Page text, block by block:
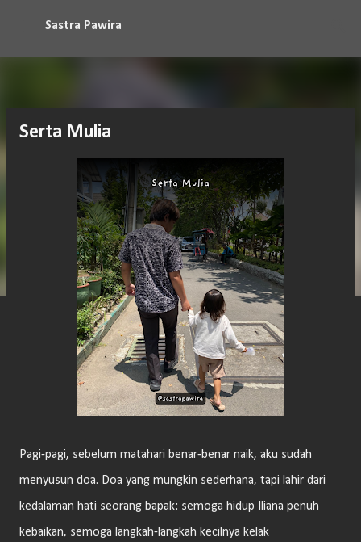
Langsung ke konten utama
Sastra Pawira
Serta Mulia
Pagi-pagi, sebelum matahari benar-benar naik, aku sudah
menyusun doa. Doa yang mungkin sederhana, tapi lahir dari
kedalaman hati seorang bapak: semoga hidup Iliana penuh
kebaikan, semoga langkah-langkah kecilnya kelak